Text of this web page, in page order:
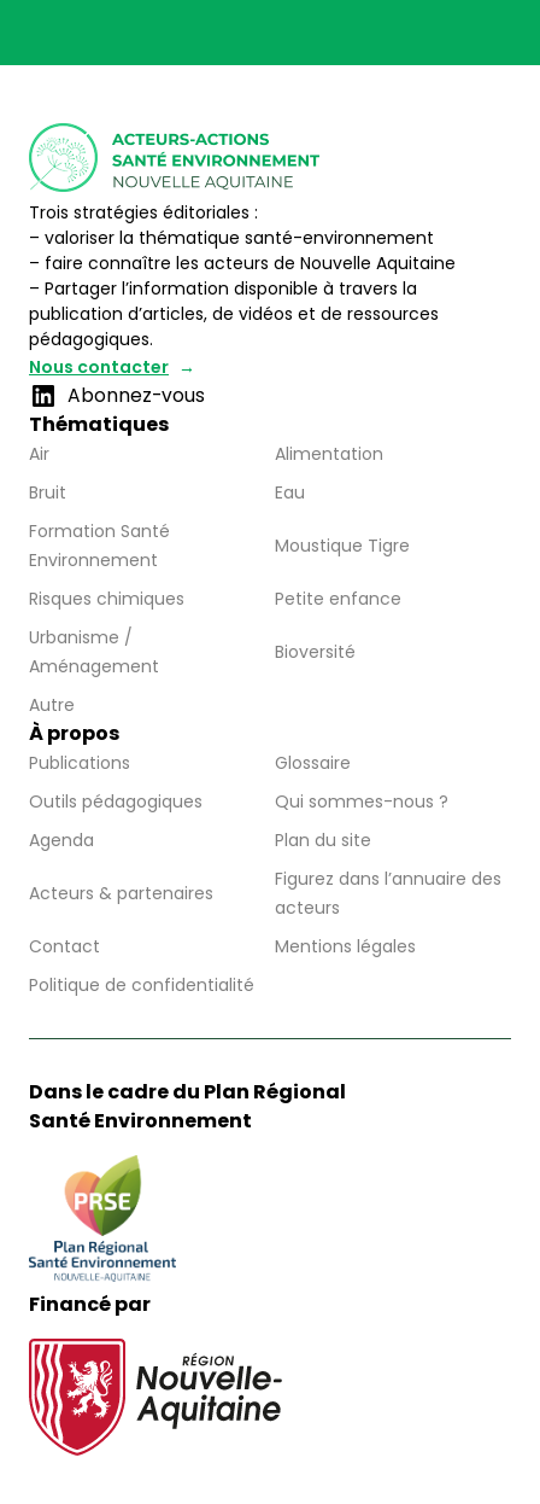
Trois stratégies éditoriales :
– valoriser la thématique santé-environnement
– faire connaître les acteurs de Nouvelle Aquitaine
– Partager l’information disponible à travers la
publication d’articles, de vidéos et de ressources
pédagogiques.
Nous contacter
Abonnez-vous
Thématiques
Air
Alimentation
Bruit
Eau
Formation Santé
Environnement
Moustique Tigre
Risques chimiques
Petite enfance
Urbanisme /
Aménagement
Bioversité
Autre
À propos
Publications
Glossaire
Outils pédagogiques
Qui sommes-nous ?
Agenda
Plan du site
Acteurs & partenaires
Figurez dans l’annuaire des
acteurs
Contact
Mentions légales
Politique de confidentialité
Dans le cadre du Plan Régional
Santé Environnement
Financé par